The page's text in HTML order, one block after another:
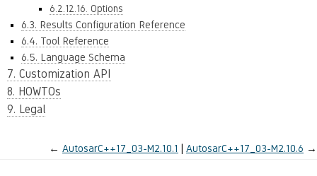
6.2.12.16. Options
6.3. Results Configuration Reference
6.4. Tool Reference
6.5. Language Schema
7. Customization API
8. HOWTOs
9. Legal
← AutosarC++17_03-M2.10.1 AutosarC++17_03-M2.10.6 →